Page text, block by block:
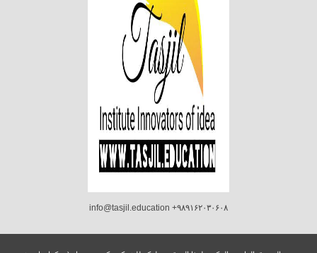
info@tasjil.education +۹۸۹۱۶۲۰۳۰۶۰۸